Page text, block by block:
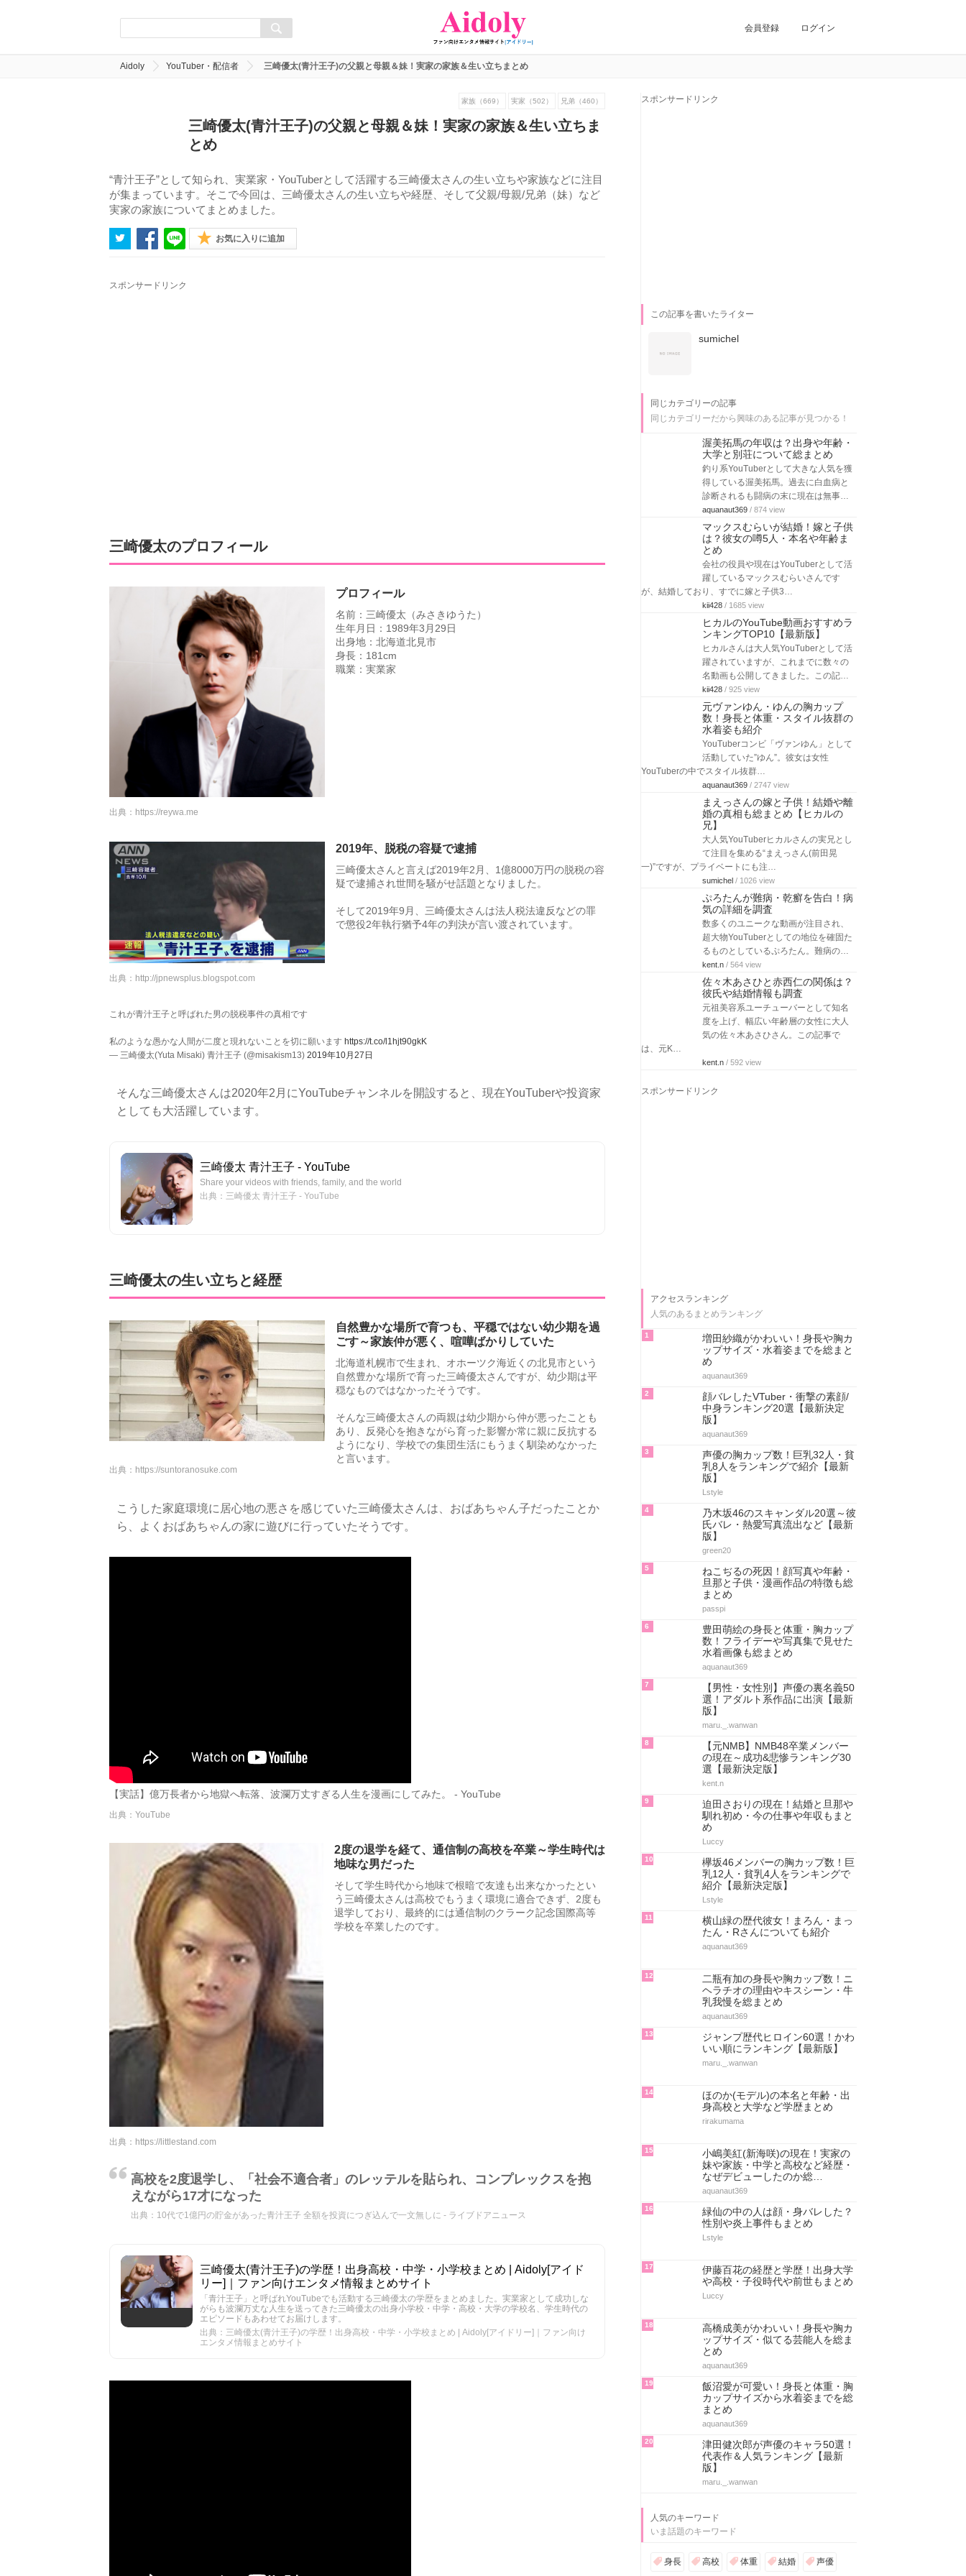
会員登録 ログイン
Aidoly YouTuber・配信者 三崎優太(青汁王子)の父親と母親＆妹！実家の家族＆生い立ちまとめ
家族（669） 実家（502） 兄弟（460）
三崎優太(青汁王子)の父親と母親＆妹！実家の家族＆生い立ちま
とめ
“青汁王子”として知られ、実業家・YouTuberとして活躍する三崎優太さんの生い立ちや家族などに注目
が集まっています。そこで今回は、三崎優太さんの生い立ちや経歴、そして父親/母親/兄弟（妹）など
実家の家族についてまとめました。
お気に入りに追加
スポンサードリンク
三崎優太のプロフィール
プロフィール
名前：三崎優太（みさきゆうた）
生年月日：1989年3月29日
出身地：北海道北見市
身長：181cm
職業：実業家
出典： https://reywa.me
2019年、脱税の容疑で逮捕
三崎優太さんと言えば2019年2月、1億8000万円の脱税の容
疑で逮捕され世間を騒がせ話題となりました。
そして2019年9月、三崎優太さんは法人税法違反などの罪
で懲役2年執行猶予4年の判決が言い渡されています。
出典： http://jpnewsplus.blogspot.com
これが青汁王子と呼ばれた男の脱税事件の真相です
私のような愚かな人間が二度と現れないことを切に願います https://t.co/l1hjt90gkK
— 三崎優太(Yuta Misaki) 青汁王子 (@misakism13) 2019年10月27日
そんな三崎優太さんは2020年2月にYouTubeチャンネルを開設すると、現在YouTuberや投資家
としても大活躍しています。
三崎優太 青汁王子 - YouTube
Share your videos with friends, family, and the world
出典：三崎優太 青汁王子 - YouTube
三崎優太の生い立ちと経歴
自然豊かな場所で育つも、平穏ではない幼少期を過
ごす～家族仲が悪く、喧嘩ばかりしていた
北海道札幌市で生まれ、オホーツク海近くの北見市という
自然豊かな場所で育った三崎優太さんですが、幼少期は平
穏なものではなかったそうです。
そんな三崎優太さんの両親は幼少期から仲が悪ったことも
あり、反発心を抱きながら育った影響か常に親に反抗する
ようになり、学校での集団生活にもうまく馴染めなかった
と言います。
出典： https://suntoranosuke.com
こうした家庭環境に居心地の悪さを感じていた三崎優太さんは、おばあちゃん子だったことか
ら、よくおばあちゃんの家に遊びに行っていたそうです。
【実話】億万長者から地獄へ転落、波瀾万丈すぎる人生を漫画にしてみた。 - YouTube
出典：YouTube
2度の退学を経て、通信制の高校を卒業～学生時代は
地味な男だった
そして学生時代から地味で根暗で友達も出来なかったとい
う三崎優太さんは高校でもうまく環境に適合できず、2度も
退学しており、最終的には通信制のクラーク記念国際高等
学校を卒業したのです。
出典： https://littlestand.com
高校を2度退学し、「社会不適合者」のレッテルを貼られ、コンプレックスを抱
えながら17才になった
出典： 10代で1億円の貯金があった青汁王子 全額を投資につぎ込んで一文無しに - ライブドアニュース
三崎優太(青汁王子)の学歴！出身高校・中学・小学校まとめ | Aidoly[アイド
リー]｜ファン向けエンタメ情報まとめサイト
「青汁王子」と呼ばれYouTubeでも活動する三崎優太の学歴をまとめました。実業家として成功しな
がらも波瀾万丈な人生を送ってきた三崎優太の出身小学校・中学・高校・大学の学校名、学生時代の
エピソードもあわせてお届けします。
出典：三崎優太(青汁王子)の学歴！出身高校・中学・小学校まとめ | Aidoly[アイドリー]｜ファン向け
エンタメ情報まとめサイト
スポンサードリンク
この記事を書いたライター
sumichel
同じカテゴリーの記事
同じカテゴリーだから興味のある記事が見つかる！
渥美拓馬の年収は？出身や年齢・
大学と別荘について総まとめ
釣り系YouTuberとして大きな人気を獲
得している渥美拓馬。過去に白血病と
診断されるも闘病の末に現在は無事…
aquanaut369 / 874 view
マックスむらいが結婚！嫁と子供
は？彼女の噂5人・本名や年齢ま
とめ
会社の役員や現在はYouTuberとして活
躍しているマックスむらいさんです
が、結婚しており、すでに嫁と子供3…
kii428 / 1685 view
ヒカルのYouTube動画おすすめラ
ンキングTOP10【最新版】
ヒカルさんは大人気YouTuberとして活
躍されていますが、これまでに数々の
名動画も公開してきました。この記…
kii428 / 925 view
元ヴァンゆん・ゆんの胸カップ
数！身長と体重・スタイル抜群の
水着姿も紹介
YouTuberコンビ「ヴァンゆん」として
活動していた”ゆん”。彼女は女性
YouTuberの中でスタイル抜群…
aquanaut369 / 2747 view
まえっさんの嫁と子供！結婚や離
婚の真相も総まとめ【ヒカルの
兄】
大人気YouTuberヒカルさんの実兄とし
て注目を集める“まえっさん(前田晃
一)”ですが、プライベートにも注…
sumichel / 1026 view
ぷろたんが難病・乾癬を告白！病
気の詳細を調査
数多くのユニークな動画が注目され、
超大物YouTuberとしての地位を確固た
るものとしているぷろたん。難病の…
kent.n / 564 view
佐々木あさひと赤西仁の関係は？
彼氏や結婚情報も調査
元祖美容系ユーチューバーとして知名
度を上げ、幅広い年齢層の女性に大人
気の佐々木あさひさん。この記事で
は、元K…
kent.n / 592 view
スポンサードリンク
アクセスランキング
人気のあるまとめランキング
1
増田紗織がかわいい！身長や胸カ
ップサイズ・水着姿までを総まと
め
aquanaut369
2
顔バレしたVTuber・衝撃の素顔/
中身ランキング20選【最新決定
版】
aquanaut369
3
声優の胸カップ数！巨乳32人・貧
乳8人をランキングで紹介【最新
版】
Lstyle
4
乃木坂46のスキャンダル20選～彼
氏バレ・熱愛写真流出など【最新
版】
green20
5
ねこぢるの死因！顔写真や年齢・
旦那と子供・漫画作品の特徴も総
まとめ
passpi
6
豊田萌絵の身長と体重・胸カップ
数！フライデーや写真集で見せた
水着画像も総まとめ
aquanaut369
7
【男性・女性別】声優の裏名義50
選！アダルト系作品に出演【最新
版】
maru._.wanwan
8
【元NMB】NMB48卒業メンバー
の現在～成功&悲惨ランキング30
選【最新決定版】
kent.n
9
迫田さおりの現在！結婚と旦那や
馴れ初め・今の仕事や年収もまと
め
Luccy
10
欅坂46メンバーの胸カップ数！巨
乳12人・貧乳4人をランキングで
紹介【最新決定版】
Lstyle
11
横山緑の歴代彼女！まろん・まっ
たん・Rさんについても紹介
aquanaut369
12
二瓶有加の身長や胸カップ数！ニ
ヘラチオの理由やキスシーン・牛
乳我慢を総まとめ
aquanaut369
13
ジャンプ歴代ヒロイン60選！かわ
いい順にランキング【最新版】
maru._.wanwan
14
ほのか(モデル)の本名と年齢・出
身高校と大学など学歴まとめ
rirakumama
15
小嶋美紅(新海咲)の現在！実家の
妹や家族・中学と高校など経歴・
なぜデビューしたのか総…
aquanaut369
16
緑仙の中の人は顔・身バレした？
性別や炎上事件もまとめ
Lstyle
17
伊藤百花の経歴と学歴！出身大学
や高校・子役時代や前世もまとめ
Luccy
18
高橋成美がかわいい！身長や胸カ
ップサイズ・似てる芸能人を総ま
とめ
aquanaut369
19
飯沼愛が可愛い！身長と体重・胸
カップサイズから水着姿までを総
まとめ
aquanaut369
20
津田健次郎が声優のキャラ50選！
代表作＆人気ランキング【最新
版】
maru._.wanwan
人気のキーワード
いま話題のキーワード
身長 高校 体重 結婚 声優